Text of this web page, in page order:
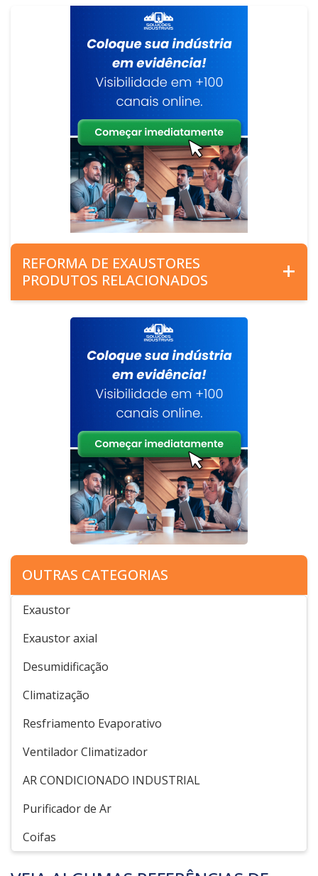
REFORMA DE EXAUSTORES
PRODUTOS RELACIONADOS
OUTRAS CATEGORIAS
Exaustor
Exaustor axial
Desumidificação
Climatização
Resfriamento Evaporativo
Ventilador Climatizador
AR CONDICIONADO INDUSTRIAL
Purificador de Ar
Coifas